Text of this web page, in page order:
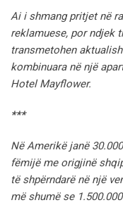
Ai i shmang pritjet në
reklamuese, por ndjek
transmetohen
kombinuara në një
Hotel Mayflower.
***
Në Amerikë janë
fëmijë me origjinë
të shpërndarë në një
më shumë se